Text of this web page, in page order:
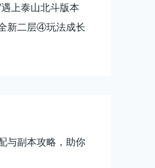
上泰山北斗版本
新二层④玩法成长
与副本攻略，助你